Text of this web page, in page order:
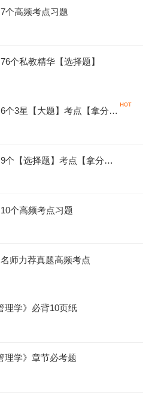
个高频考点习题
个私教精华【选择题】
个3星【大题】考点【拿分必
个【选择题】考点【拿分必
个高频考点习题
师力荐真题高频考点
理学》必背10页纸
理学》章节必考题